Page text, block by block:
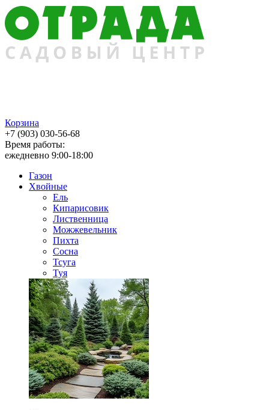
Корзина
+7 (903) 030-56-68
Время работы:
ежедневно 9:00-18:00
Газон
Хвойные
Ель
Кипарисовик
Лиственница
Можжевельник
Пихта
Сосна
Тсуга
Туя